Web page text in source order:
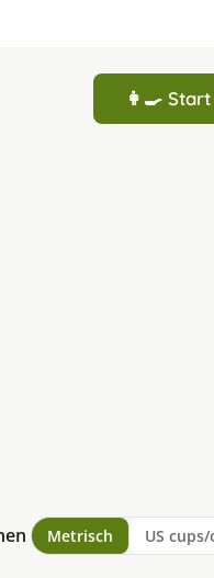
👩‍🍳
Metrisch US cups/